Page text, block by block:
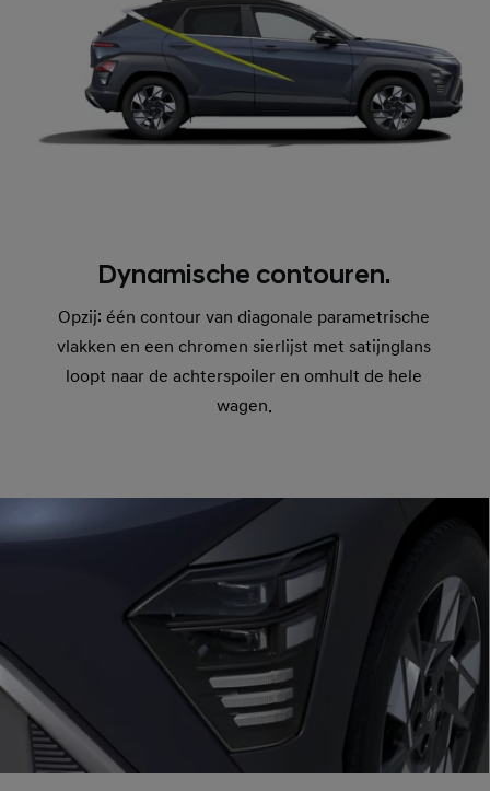
Dynamische contouren.
Opzij: één contour van diagonale parametrische
vlakken en een chromen sierlijst met satijnglans
loopt naar de achterspoiler en omhult de hele
wagen.